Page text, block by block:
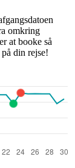
omkring
at booke så
din rejse!